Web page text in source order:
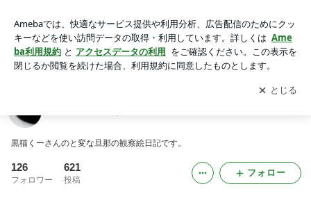
アプリをダウンロードして ブログの更新通知
を受け取りまし
ょう。
開く
黒猫くーさんのと変な旦那の観察絵日記です。
126
フォロワー
621
投稿
フォロー